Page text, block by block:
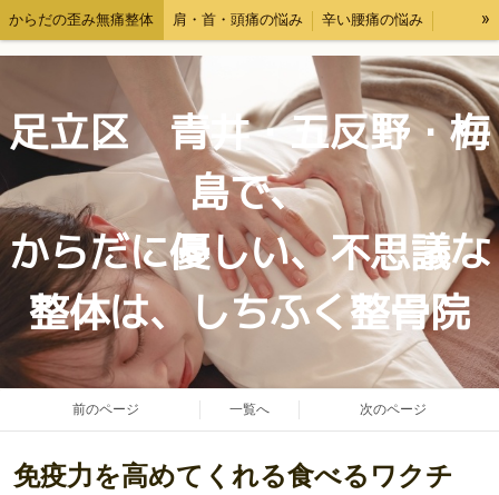
からだの歪み無痛整体 肩・首・頭痛の悩み 辛い腰痛の悩み
交通事故後の体調ケア・むちうち対応 料金表 お問い合わせ 自己紹介
»
足立区 青井・五反野・梅
島で、
からだに優しい、不思議な
整体は、しちふく整骨院
前のページ 一覧へ 次のページ
免疫力を高めてくれる食べるワクチ